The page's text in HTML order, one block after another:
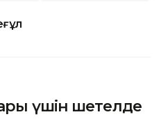
үшін шетелде